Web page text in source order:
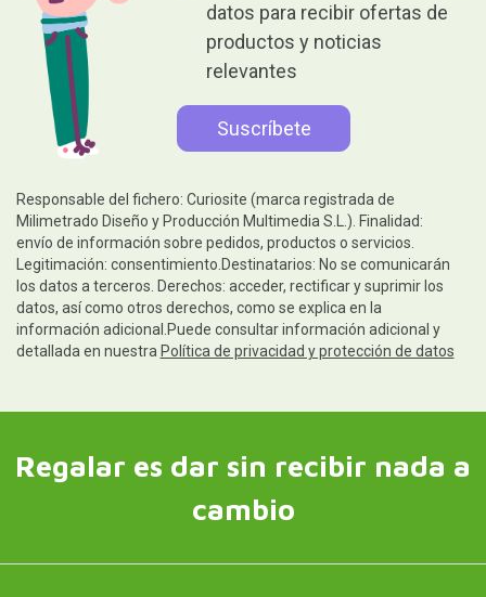
datos para recibir ofertas de
productos y noticias
relevantes
Responsable del fichero: Curiosite (marca registrada de
Milimetrado Diseño y Producción Multimedia S.L.). Finalidad:
envío de información sobre pedidos, productos o servicios.
Legitimación: consentimiento.Destinatarios: No se comunicarán
los datos a terceros. Derechos: acceder, rectificar y suprimir los
datos, así como otros derechos, como se explica en la
información adicional.Puede consultar información adicional y
detallada en nuestra Política de privacidad y protección de datos
Regalar es dar sin recibir nada a
cambio